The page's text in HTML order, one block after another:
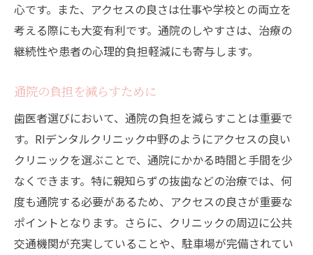
心です。また、アクセスの良さは仕事や学校との両立を
考える際にも大変有利です。通院のしやすさは、治療の
継続性や患者の心理的負担軽減にも寄与します。
通院の負担を減らすために
歯医者選びにおいて、通院の負担を減らすことは重要で
す。RIデンタルクリニック中野のようにアクセスの良い
クリニックを選ぶことで、通院にかかる時間と手間を少
なくできます。特に親知らずの抜歯などの治療では、何
度も通院する必要があるため、アクセスの良さが重要な
ポイントとなります。さらに、クリニックの周辺に公共
交通機関が充実していることや、駐車場が完備されてい